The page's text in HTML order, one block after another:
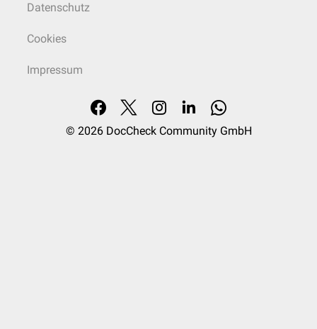
Datenschutz
Cookies
Impressum
© 2026 DocCheck Community GmbH